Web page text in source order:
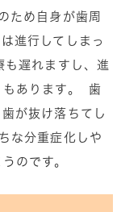
ため自身が歯周
進行してしまっ
も遅れますし、進
もあります。 歯
が抜け落ちてし
な分重症化しや
のです。